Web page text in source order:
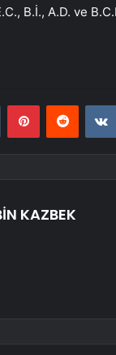
B.İ., A.D. ve
Tumblr PinterestReddit
KAZBEK